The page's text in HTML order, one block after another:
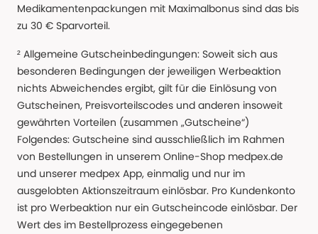
Medikamentenpackungen mit Maximalbonus sind das bis
zu 30 € Sparvorteil.
² Allgemeine Gutscheinbedingungen: Soweit sich aus
besonderen Bedingungen der jeweiligen Werbeaktion
nichts Abweichendes ergibt, gilt für die Einlösung von
Gutscheinen, Preisvorteilscodes und anderen insoweit
gewährten Vorteilen (zusammen „Gutscheine“)
Folgendes: Gutscheine sind ausschließlich im Rahmen
von Bestellungen in unserem Online-Shop medpex.de
und unserer medpex App, einmalig und nur im
ausgelobten Aktionszeitraum einlösbar. Pro Kundenkonto
ist pro Werbeaktion nur ein Gutscheincode einlösbar. Der
Wert des im Bestellprozess eingegebenen